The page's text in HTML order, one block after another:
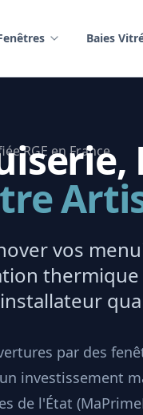
Baies
vos
par des
investissement
de l'État